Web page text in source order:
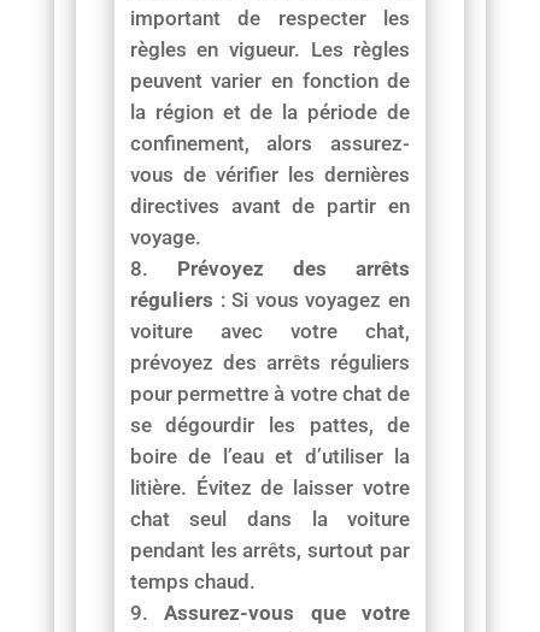
important de respecter les
règles en vigueur. Les règles
peuvent varier en fonction de
la région et de la période de
confinement, alors assurez-
vous de vérifier les dernières
directives avant de partir en
voyage.
Prévoyez des arrêts
réguliers : Si vous voyagez en
voiture avec votre chat,
prévoyez des arrêts réguliers
pour permettre à votre chat de
se dégourdir les pattes, de
boire de l’eau et d’utiliser la
litière. Évitez de laisser votre
chat seul dans la voiture
pendant les arrêts, surtout par
temps chaud.
Assurez-vous que votre